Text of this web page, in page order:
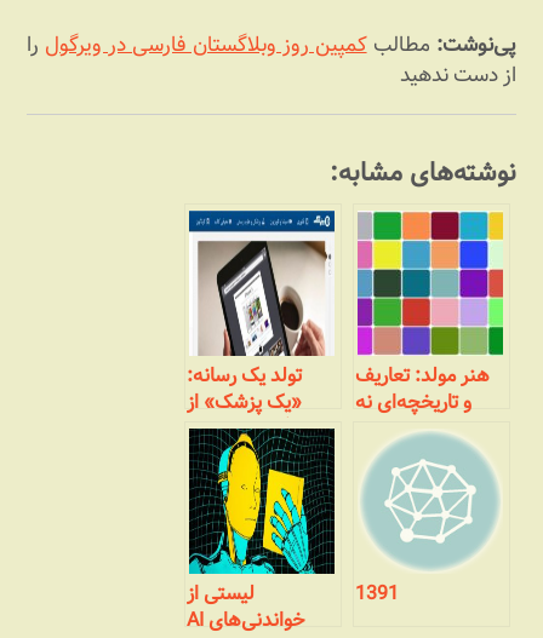
پی‌نوشت: مطالبکمپین روز وبلاگستان فارسی در ویرگول را
از دست ندهید
نوشته‌های مشابه:
هنر مولد: تعاریف
و تاریخچه‌ای نه
چندان مختصر
تولد یک رسانه:
«یک پزشک» از
وبلاگ تا رسانه‌ای
جمعی
1391 لیستی از
خواندنی‌های AI